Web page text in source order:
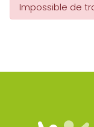
Impossible de